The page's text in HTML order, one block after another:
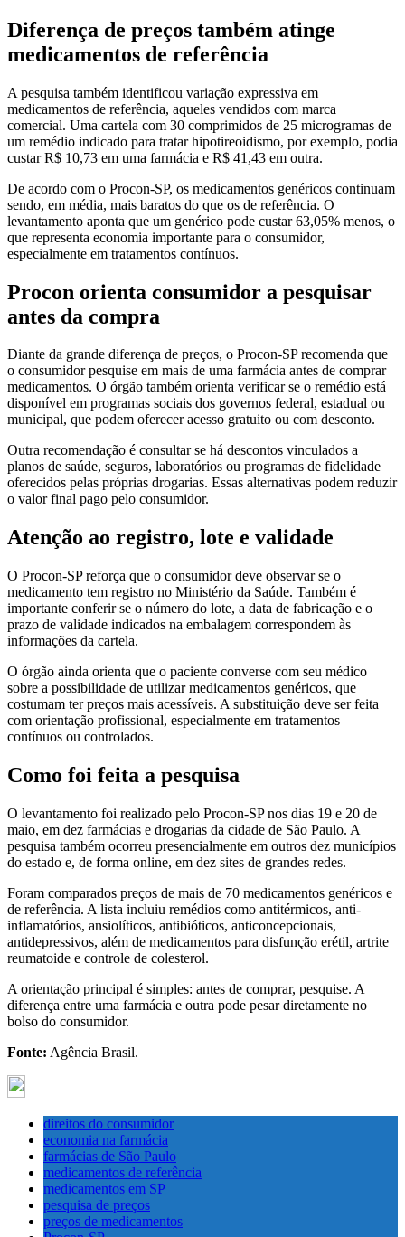
Diferença de preços também atinge
medicamentos de referência
A pesquisa também identificou variação expressiva em
medicamentos de referência, aqueles vendidos com marca
comercial. Uma cartela com 30 comprimidos de 25 microgramas de
um remédio indicado para tratar hipotireoidismo, por exemplo, podia
custar R$ 10,73 em uma farmácia e R$ 41,43 em outra.
De acordo com o Procon-SP, os medicamentos genéricos continuam
sendo, em média, mais baratos do que os de referência. O
levantamento aponta que um genérico pode custar 63,05% menos, o
que representa economia importante para o consumidor,
especialmente em tratamentos contínuos.
Procon orienta consumidor a pesquisar
antes da compra
Diante da grande diferença de preços, o Procon-SP recomenda que
o consumidor pesquise em mais de uma farmácia antes de comprar
medicamentos. O órgão também orienta verificar se o remédio está
disponível em programas sociais dos governos federal, estadual ou
municipal, que podem oferecer acesso gratuito ou com desconto.
Outra recomendação é consultar se há descontos vinculados a
planos de saúde, seguros, laboratórios ou programas de fidelidade
oferecidos pelas próprias drogarias. Essas alternativas podem reduzir
o valor final pago pelo consumidor.
Atenção ao registro, lote e validade
O Procon-SP reforça que o consumidor deve observar se o
medicamento tem registro no Ministério da Saúde. Também é
importante conferir se o número do lote, a data de fabricação e o
prazo de validade indicados na embalagem correspondem às
informações da cartela.
O órgão ainda orienta que o paciente converse com seu médico
sobre a possibilidade de utilizar medicamentos genéricos, que
costumam ter preços mais acessíveis. A substituição deve ser feita
com orientação profissional, especialmente em tratamentos
contínuos ou controlados.
Como foi feita a pesquisa
O levantamento foi realizado pelo Procon-SP nos dias 19 e 20 de
maio, em dez farmácias e drogarias da cidade de São Paulo. A
pesquisa também ocorreu presencialmente em outros dez municípios
do estado e, de forma online, em dez sites de grandes redes.
Foram comparados preços de mais de 70 medicamentos genéricos e
de referência. A lista incluiu remédios como antitérmicos, anti-
inflamatórios, ansiolíticos, antibióticos, anticoncepcionais,
antidepressivos, além de medicamentos para disfunção erétil, artrite
reumatoide e controle de colesterol.
A orientação principal é simples: antes de comprar, pesquise. A
diferença entre uma farmácia e outra pode pesar diretamente no
bolso do consumidor.
Fonte: Agência Brasil.
direitos do consumidor
economia na farmácia
farmácias de São Paulo
medicamentos de referência
medicamentos em SP
pesquisa de preços
preços de medicamentos